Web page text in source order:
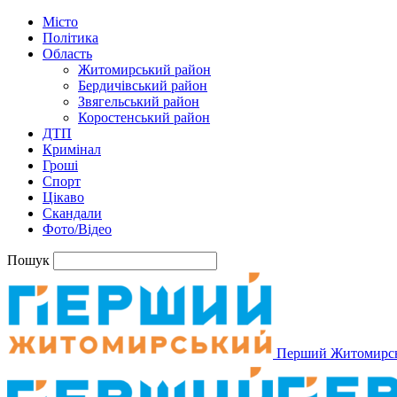
Місто
Політика
Область
Житомирський район
Бердичівський район
Звягельський район
Коростенський район
ДТП
Кримінал
Гроші
Спорт
Цікаво
Скандали
Фото/Відео
Пошук
Перший